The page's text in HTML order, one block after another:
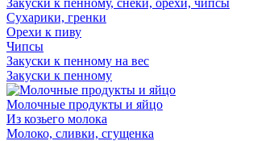
Закуски к пенному, снеки, орехи, чипсы
Сухарики, гренки
Орехи к пиву
Чипсы
Закуски к пенному на вес
Закуски к пенному
Молочные продукты и яйцо
Из козьего молока
Молоко, сливки, сгущенка